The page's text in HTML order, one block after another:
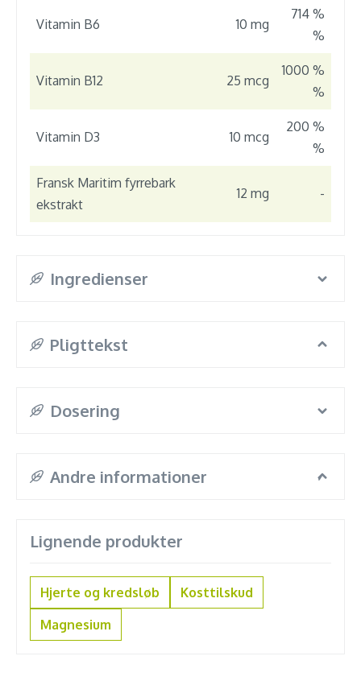
Vitamin B6 10 mg
714 %
%
Vitamin B12 25 mcg
1000 %
%
Vitamin D3 10 mcg
200 %
%
Fransk Maritim fyrrebark
ekstrakt
12 mg -
Ingredienser
Pligttekst
Dosering
Andre informationer
Lignende produkter
Hjerte og kredsløb
Kosttilskud
Magnesium